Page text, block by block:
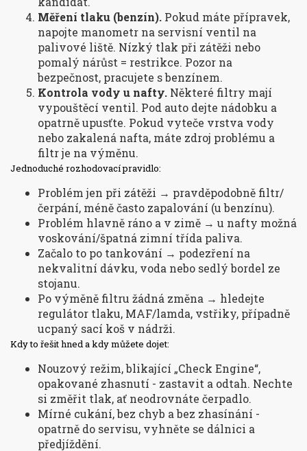
Měření tlaku (benzín). Pokud máte přípravek,
napojte manometr na servisní ventil na
palivové liště. Nízký tlak při zátěži nebo
pomalý nárůst = restrikce. Pozor na
bezpečnost, pracujete s benzínem.
Kontrola vody u nafty. Některé filtry mají
vypouštěcí ventil. Pod auto dejte nádobku a
opatrně upusťte. Pokud vyteče vrstva vody
nebo zakalená nafta, máte zdroj problému a
filtr je na výměnu.
Jednoduché rozhodovací pravidlo:
Problém jen při zátěži → pravděpodobně filtr/
čerpání, méně často zapalování (u benzínu).
Problém hlavně ráno a v zimě → u nafty možná
voskování/špatná zimní třída paliva.
Začalo to po tankování → podezření na
nekvalitní dávku, voda nebo sedlý bordel ze
stojanu.
Po výměně filtru žádná změna → hledejte
regulátor tlaku, MAF/lamda, vstřiky, případně
ucpaný sací koš v nádrži.
Kdy to řešit hned a kdy můžete dojet:
Nouzový režim, blikající „Check Engine“,
opakované zhasnutí - zastavit a odtah. Nechte
si změřit tlak, ať neodrovnáte čerpadlo.
Mírné cukání, bez chyb a bez zhasínání -
opatrně do servisu, vyhněte se dálnici a
předjíždění.